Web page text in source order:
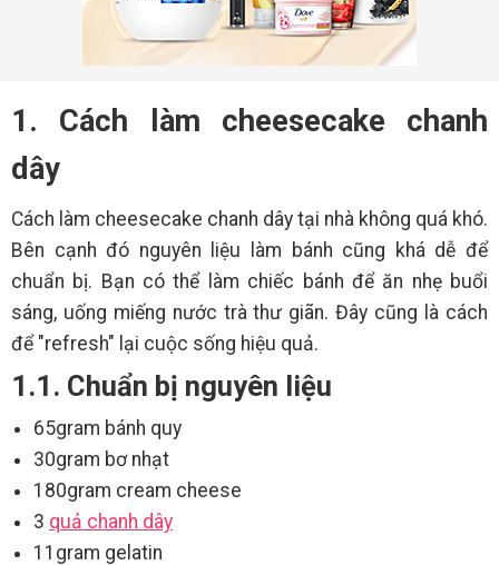
1. Cách làm cheesecake chanh
dây
Cách làm cheesecake chanh dây tại nhà không quá khó.
Bên cạnh đó nguyên liệu làm bánh cũng khá dễ để
chuẩn bị. Bạn có thể làm chiếc bánh để ăn nhẹ buổi
sáng, uống miếng nước trà thư giãn. Đây cũng là cách
để "refresh" lại cuộc sống hiệu quả.
1.1. Chuẩn bị nguyên liệu
65gram bánh quy
30gram bơ nhạt
180gram cream cheese
3 quả chanh dây
11gram gelatin